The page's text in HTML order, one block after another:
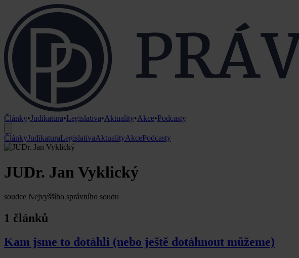
Články•Judikatura•Legislativa•Aktuality•Akce•Podcasty
ČlánkyJudikaturaLegislativaAktualityAkcePodcasty
JUDr. Jan Vyklický
soudce Nejvyššího správního soudu
1 článků
Kam jsme to dotáhli (nebo ještě dotáhnout můžeme)